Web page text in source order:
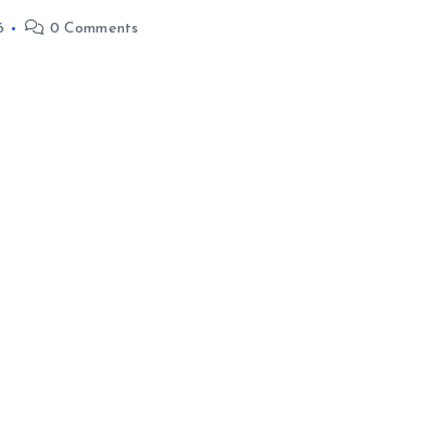
0 Comments